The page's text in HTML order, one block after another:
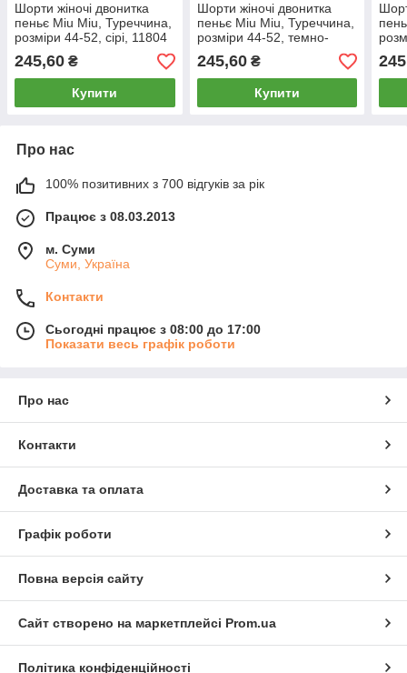
Шорти жіночі двонитка
пеньє Miu Miu, Туреччина,
розміри 44-52, сірі, 11804
245,60 ₴
Купити
Шорти жіночі двонитка
пеньє Miu Miu, Туреччина,
розміри 44-52, темно-
бірюзові, 11807
245,60₴
Купити
Про нас
100% позитивних з 700 відгуків за рік
Працює з 08.03.2013
м. Суми
Суми, Україна
Контакти
Сьогодні працює з 08:00 до 17:00
Показати весь графік роботи
Про нас
Контакти
Доставка та оплата
Графік роботи
Повна версія сайту
Сайт створено на маркетплейсі Prom.ua
Політика конфіденційності